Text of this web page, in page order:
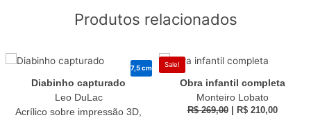
Produtos relacionados
7,5 cm
Diabinho capturado
Leo DuLac
Acrílico sobre impressão 3D,
Sale!
Obra infantil completa
Monteiro Lobato
R$269,00| R$210,00